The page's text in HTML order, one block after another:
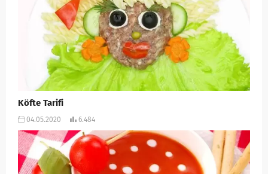
Köfte Tarifi
04.05.2020 6.484